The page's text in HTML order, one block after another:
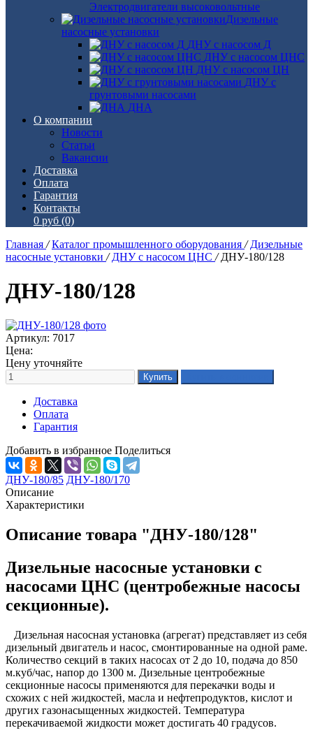
Электродвигатели высоковольтные
Дизельные
насосные установки
ДНУ с насосом Д
ДНУ с насосом ЦНС
ДНУ с насосом ЦН
ДНУ с
грунтовыми насосами
ДНА
О компании
Новости
Статьи
Вакансии
Доставка
Оплата
Гарантия
Контакты
0 руб (0)
Главная / Каталог промышленного оборудования / Дизельные
насосные установки / ДНУ с насосом ЦНС / ДНУ-180/128
ДНУ-180/128
Артикул: 7017
Цена:
Цену уточняйте
Доставка
Оплата
Гарантия
Добавить в избранное Поделиться
ДНУ-180/85 ДНУ-180/170
Описание
Характеристики
Описание товара "ДНУ-180/128"
Дизельные насосные установки с
насосами ЦНС (центробежные насосы
секционные).
Дизельная насосная установка (агрегат) представляет из себя
дизельный двигатель и насос, смонтированные на одной раме.
Количество секций в таких насосах от 2 до 10, подача до 850
м.куб/час, напор до 1300 м. Дизельные центробежные
секционные насосы применяются для перекачки воды и
схожих с ней жидкостей, масла и нефтепродуктов, кислот и
других газонасыщенных жидкостей. Температура
перекачиваемой жидкости может достигать 40 градусов.